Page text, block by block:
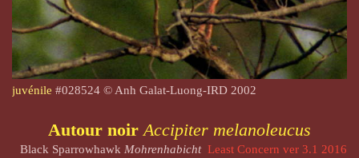
juvénile #028524 © Anh Galat-Luong-IRD 2002
Autour noir Accipiter melanoleucus
Black Sparrowhawk Mohrenhabicht Least Concern ver 3.1 2016